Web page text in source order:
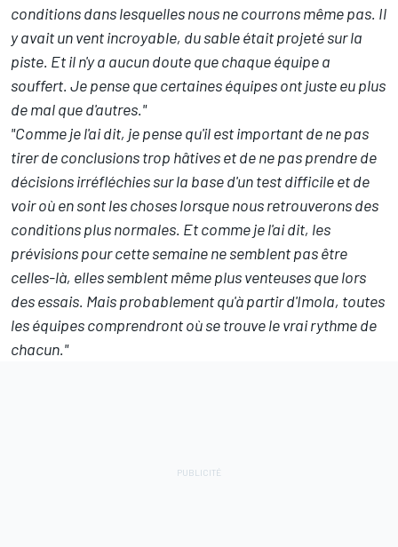
conditions dans lesquelles nous ne courrons même pas. Il
y avait un vent incroyable, du sable était projeté sur la
piste. Et il n'y a aucun doute que chaque équipe a
souffert. Je pense que certaines équipes ont juste eu plus
de mal que d'autres."
"Comme je l'ai dit, je pense qu'il est important de ne pas
tirer de conclusions trop hâtives et de ne pas prendre de
décisions irréfléchies sur la base d'un test difficile et de
voir où en sont les choses lorsque nous retrouverons des
conditions plus normales. Et comme je l'ai dit, les
prévisions pour cette semaine ne semblent pas être
celles-là, elles semblent même plus venteuses que lors
des essais. Mais probablement qu'à partir d'Imola, toutes
les équipes comprendront où se trouve le vrai rythme de
chacun."